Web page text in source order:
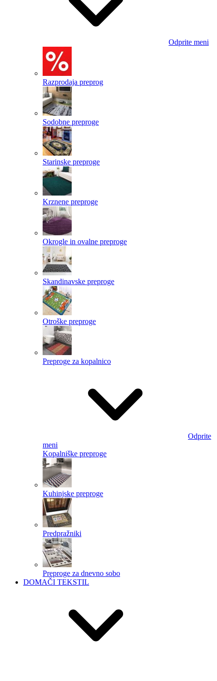
Odprite meni
Razprodaja preprog
Sodobne preproge
Starinske preproge
Krznene preproge
Okrogle in ovalne preproge
Skandinavske preproge
Otroške preproge
Preproge za kopalnico
Odprite
meni
Kopalniške preproge
Kuhinjske preproge
Predpražniki
Preproge za dnevno sobo
DOMAČI TEKSTIL